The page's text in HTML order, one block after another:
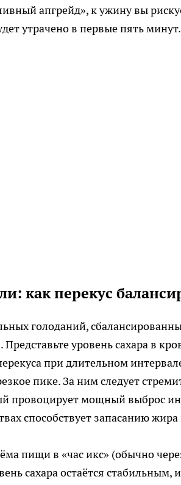
апгрейд», к ужину вы
утрачено в первые пять минут.
как перекус
голоданий,
уровень сахара в
при длительном
пике. За ним следует
провоцирует мощный выброс
способствует запасанию
пищи в «час икс» (обычно
сахара остаётся стабильным,